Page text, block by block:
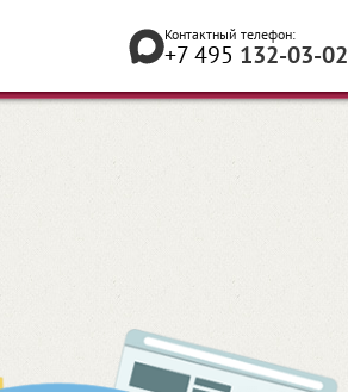
Контактный телефон:
+7 495 132-03-02